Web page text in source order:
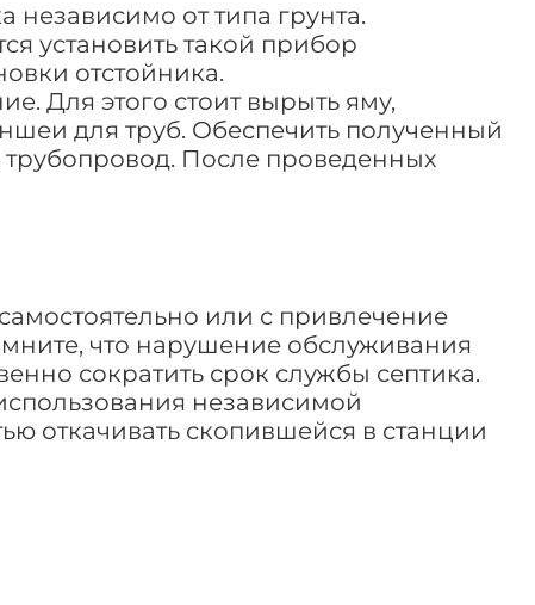
независимо от типа грунта.
установить такой прибор
отстойника.
Для этого стоит вырыть яму,
для труб. Обеспечить полученный
После проведенных
или с привлечение
что нарушение обслуживания
сократить срок службы септика.
независимой
откачивать скопившейся в станции